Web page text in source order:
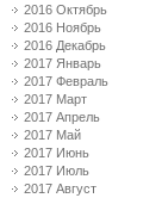
2016 Октябрь
2016 Ноябрь
2016 Декабрь
2017 Январь
2017 Февраль
2017 Март
2017 Апрель
2017 Май
2017 Июнь
2017 Июль
2017 Август